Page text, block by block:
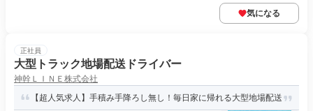
気になる
正社員
大型トラック地場配送ドライバー
神幹ＬＩＮＥ株式会社
【超人気求人】手積み手降ろし無し！毎日家に帰れる大型地場配送